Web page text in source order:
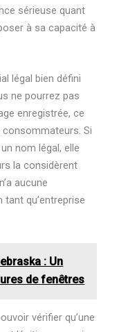
sérieuse quant
à sa capacité à
légal bien défini
ne pourrez pas
enregistrée, ce
Si
nom légal, elle
la considèrent
aucune
qu’entreprise
: Un
de fenêtres
vérifier qu’une